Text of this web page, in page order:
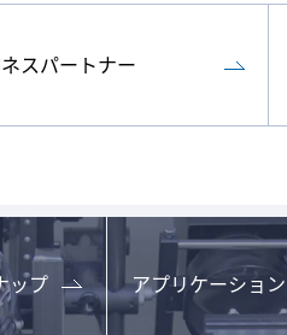
スパートナー
ップ アプリケーション